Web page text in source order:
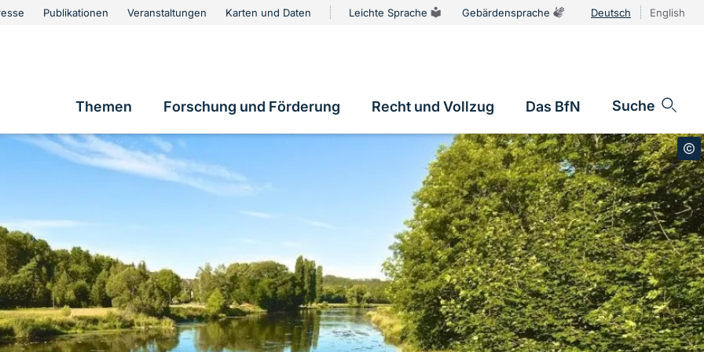
Publikationen Veranstaltungen Karten und Daten Leichte Sprache Gebärdensprache Deutsch English
Hauptnavigation
Themen Forschung und Förderung Recht und Vollzug Das BfN Suche